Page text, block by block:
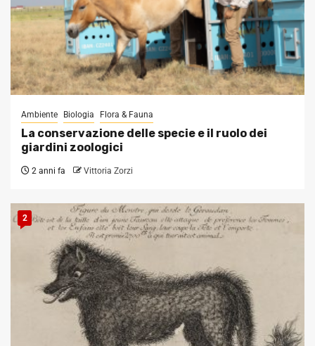
Ambiente Biologia Flora & Fauna
La conservazione delle specie e il ruolo dei
giardini zoologici
2 anni fa Vittoria Zorzi
2